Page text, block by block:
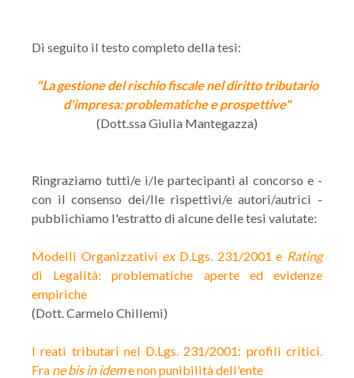
Di seguito il testo completo della tesi:
"La gestione del rischio fiscale nel diritto tributario
d'impresa: problematiche e prospettive"
(Dott.ssa Giulia Mantegazza)
Ringraziamo tutti/e i/le partecipanti al concorso e -
con il consenso dei/lle rispettivi/e autori/autrici -
pubblichiamo l'estratto di alcune delle tesi valutate:
Modelli Organizzativi exD.Lgs. 231/2001 e Rating
di Legalità: problematiche aperte ed evidenze
empiriche
(Dott. Carmelo Chillemi)
I reati tributari nel D.Lgs. 231/2001: profili critici.
Fra ne bis in ideme non punibilità dell'ente